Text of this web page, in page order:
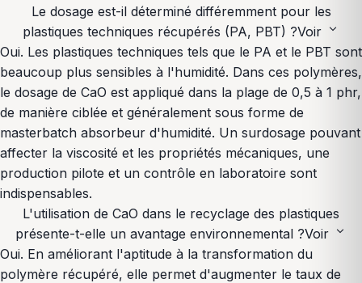
Le dosage est-il déterminé différemment pour les
plastiques techniques récupérés (PA, PBT) ?Voir expand_more
Oui. Les plastiques techniques tels que le PA et le PBT sont
beaucoup plus sensibles à l'humidité. Dans ces polymères,
le dosage de CaO est appliqué dans la plage de 0,5 à 1 phr,
de manière ciblée et généralement sous forme de
masterbatch absorbeur d'humidité. Un surdosage pouvant
affecter la viscosité et les propriétés mécaniques, une
production pilote et un contrôle en laboratoire sont
indispensables.
L'utilisation de CaO dans le recyclage des plastiques
présente-t-elle un avantage environnemental ?Voir expand_more
Oui. En améliorant l'aptitude à la transformation du
polymère récupéré, elle permet d'augmenter le taux de